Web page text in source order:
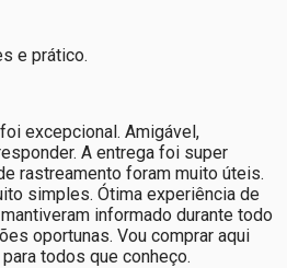
e prático.
excepcional. Amigável,
A entrega foi super
rastreamento foram muito úteis.
simples. Ótima experiência de
informado durante todo
oportunas. Vou comprar aqui
todos que conheço.